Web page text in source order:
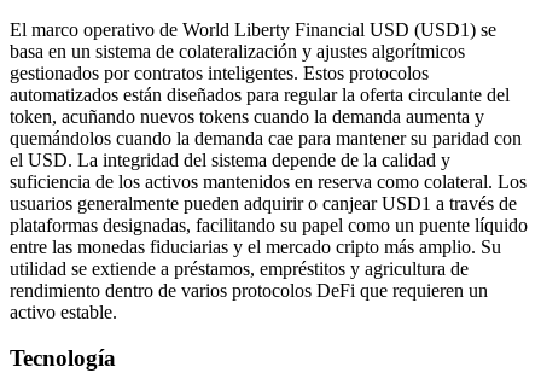
El marco operativo de World Liberty Financial USD (USD1) se
basa en un sistema de colateralización y ajustes algorítmicos
gestionados por contratos inteligentes. Estos protocolos
automatizados están diseñados para regular la oferta circulante del
token, acuñando nuevos tokens cuando la demanda aumenta y
quemándolos cuando la demanda cae para mantener su paridad con
el USD. La integridad del sistema depende de la calidad y
suficiencia de los activos mantenidos en reserva como colateral. Los
usuarios generalmente pueden adquirir o canjear USD1 a través de
plataformas designadas, facilitando su papel como un puente líquido
entre las monedas fiduciarias y el mercado cripto más amplio. Su
utilidad se extiende a préstamos, empréstitos y agricultura de
rendimiento dentro de varios protocolos DeFi que requieren un
activo estable.
Tecnología